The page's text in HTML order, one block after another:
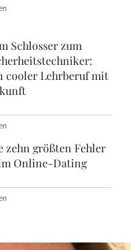
Schlosser zum
cooler Lehrberuf mit
zehn größten Fehler
Online-Dating